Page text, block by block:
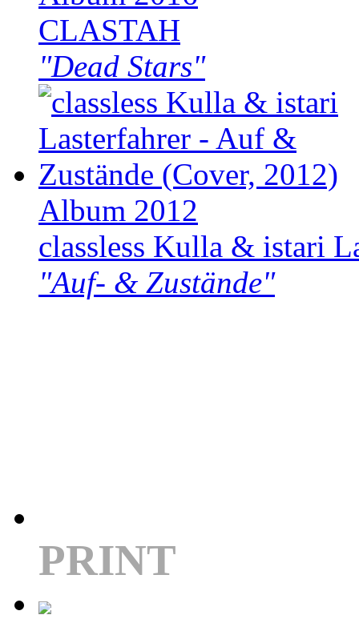
CLASTAH
"Dead Stars"
Album 2012
classless Kulla & istari
"Auf- & Zustände"
PRINT